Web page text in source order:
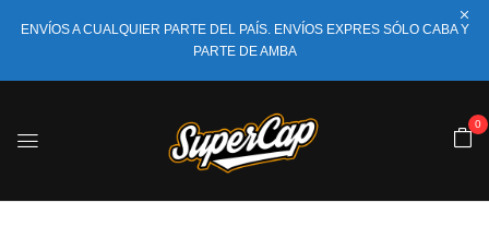
ENVÍOS A CUALQUIER PARTE DEL PAÍS. ENVÍOS EXPRES SÓLO CABA Y
PARTE DE AMBA
0